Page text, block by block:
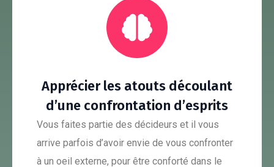
Apprécier les atouts découlant
d’une confrontation d’esprits
Vous faites partie des décideurs et il vous
arrive parfois d’avoir envie de vous confronter
à un oeil externe, pour être conforté dans le